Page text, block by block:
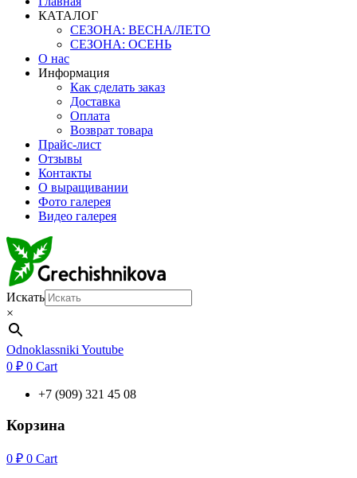
КАТАЛОГ
СЕЗОНА: ВЕСНА/ЛЕТО
СЕЗОНА: ОСЕНЬ
О нас
Информация
Как сделать заказ
Доставка
Оплата
Возврат товара
Прайс-лист
Отзывы
Контакты
О выращивании
Фото галерея
Видео галерея
Искать
×
Odnoklassniki Youtube
0 ₽ 0 Cart
+7 (909) 321 45 08
Корзина
0 ₽ 0 Cart